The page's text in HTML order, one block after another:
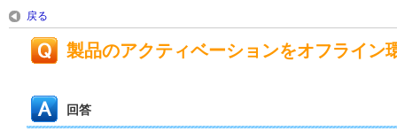
戻る
製品のアクティベーションをオフライン
回答